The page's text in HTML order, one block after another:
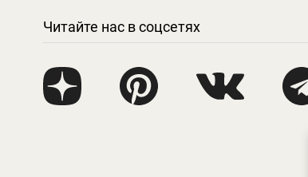
Читайте нас в соцсетях